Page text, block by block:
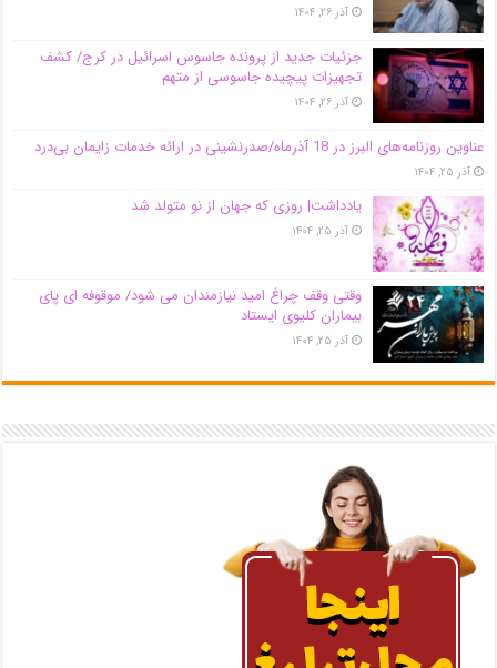
آذر ۲۶, ۱۴۰۴
جزئیات جدید از پرونده جاسوس اسرائیل در کرج/‌ کشف
تجهیزات پیچیده جاسوسی از متهم
آذر ۲۶, ۱۴۰۴
عناوین روزنامه‌های البرز در ‌18 آذرماه/صدرنشینی در ارائه خدمات زایمان بی‌درد
آذر ۲۵, ۱۴۰۴
یادداشت| روزی که جهان از نو متولد شد
آذر ۲۵, ۱۴۰۴
وقتی وقف چراغ امید نیازمندان می شود/ موقوفه ای پای
بیماران کلیوی ایستاد
آذر ۲۵, ۱۴۰۴